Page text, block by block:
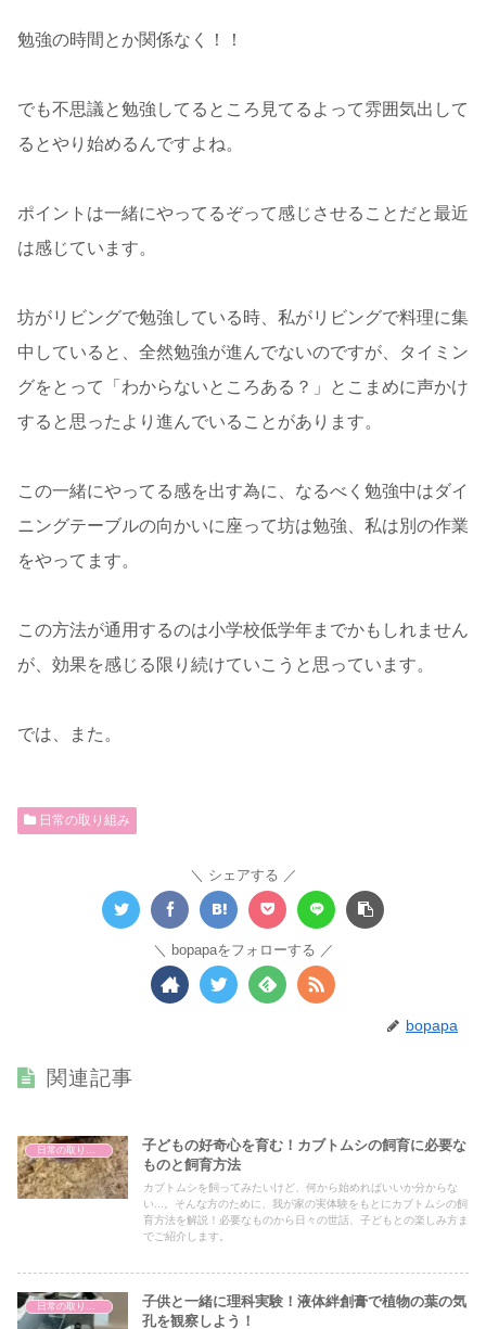
勉強の時間とか関係なく！！
でも不思議と勉強してるところ見てるよって雰囲気出して
るとやり始めるんですよね。
ポイントは一緒にやってるぞって感じさせることだと最近
は感じています。
坊がリビングで勉強している時、私がリビングで料理に集
中していると、全然勉強が進んでないのですが、タイミン
グをとって「わからないところある？」とこまめに声かけ
すると思ったより進んでいることがあります。
この一緒にやってる感を出す為に、なるべく勉強中はダイ
ニングテーブルの向かいに座って坊は勉強、私は別の作業
をやってます。
この方法が通用するのは小学校低学年までかもしれません
が、効果を感じる限り続けていこうと思っています。
では、また。
日常の取り組み
シェアする
bopapaをフォローする
bopapa
関連記事
日常の取り組み
子どもの好奇心を育む！カブトムシの飼育に必要な
ものと飼育方法
カブトムシを飼ってみたいけど、何から始めればいいか分からな
い...。そんな方のために、我が家の実体験をもとにカブトムシの飼
育方法を解説！必要なものから日々の世話、子どもとの楽しみ方ま
でご紹介します。
日常の取り組み
子供と一緒に理科実験！液体絆創膏で植物の葉の気
孔を観察しよう！